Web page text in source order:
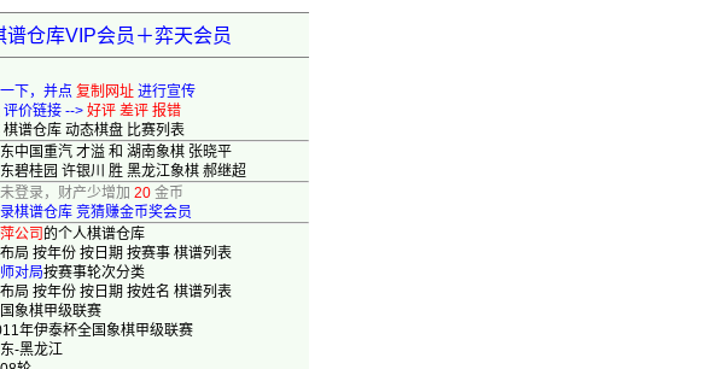
谱仓库VIP会员＋弈天会员
一下，并点 复制网址 进行宣传
评价链接 --> 好评 差评 报错
棋谱仓库 动态棋盘 比赛列表
中国重汽 才溢 和 湖南象棋 张晓平
碧桂园 许银川 胜 黑龙江象棋 郝继超
登录，财产少增加 20 金币
棋谱仓库 竞猜赚金币奖会员
公司 的个人棋谱仓库
局 按年份 按日期 按赛事 棋谱列表
对局按赛事轮次分类
局 按年份 按日期 按姓名 棋谱列表
象棋甲级联赛
年伊泰杯全国象棋甲级联赛
-黑龙江